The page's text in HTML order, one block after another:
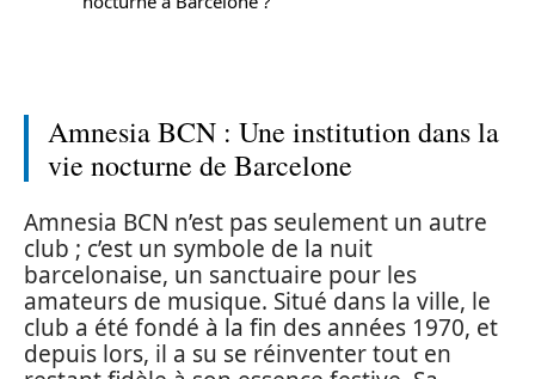
Amnesia BCN : Une institution dans la
vie nocturne de Barcelone
Amnesia BCN n’est pas seulement un autre
club ; c’est un symbole de la nuit
barcelonaise, un sanctuaire pour les
amateurs de musique. Situé dans la ville, le
club a été fondé à la fin des années 1970, et
depuis lors, il a su se réinventer tout en